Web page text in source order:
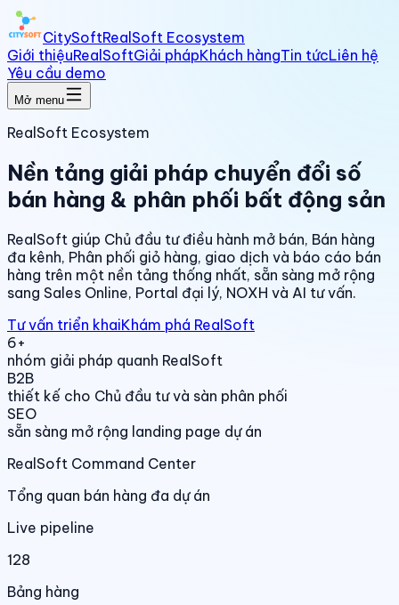
CitySoftRealSoft Ecosystem
Giới thiệuRealSoftGiải phápKhách hàngTin tứcLiên hệ
Yêu cầu demo
Mở menu
RealSoft Ecosystem
Nền tảng giải pháp chuyển đổi số
bán hàng & phân phối bất động sản
RealSoft giúp Chủ đầu tư điều hành mở bán, Bán hàng
đa kênh, Phân phối giỏ hàng, giao dịch và báo cáo bán
hàng trên một nền tảng thống nhất, sẵn sàng mở rộng
sang Sales Online, Portal đại lý, NOXH và AI tư vấn.
Tư vấn triển khaiKhám phá RealSoft
6+
nhóm giải pháp quanh RealSoft
B2B
thiết kế cho Chủ đầu tư và sàn phân phối
SEO
sẵn sàng mở rộng landing page dự án
RealSoft Command Center
Tổng quan bán hàng đa dự án
Live pipeline
128
Bảng hàng